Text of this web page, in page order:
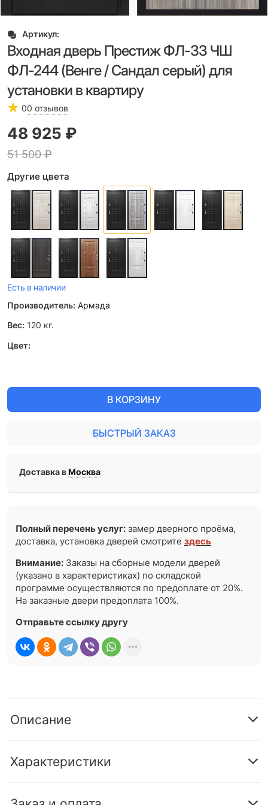
Артикул:
Входная дверь Престиж ФЛ-33 ЧШ
ФЛ-244 (Венге / Сандал серый) для
установки в квартиру
00 отзывов
51 500 ₽
48 925 ₽
Другие цвета
Есть в наличии
Производитель: Армада
Вес: 120 кг.
Цвет:
В КОРЗИНУ
БЫСТРЫЙ ЗАКАЗ
Доставка вМосква
Полный перечень услуг: замер дверного проёма,
доставка, установка дверей смотритездесь
Внимание: Заказы на сборные модели дверей
(указано в характеристиках) по складской
программе осуществляются по предоплате от 20%.
На заказные двери предоплата 100%.
Отправьте ссылку другу
Описание
Характеристики